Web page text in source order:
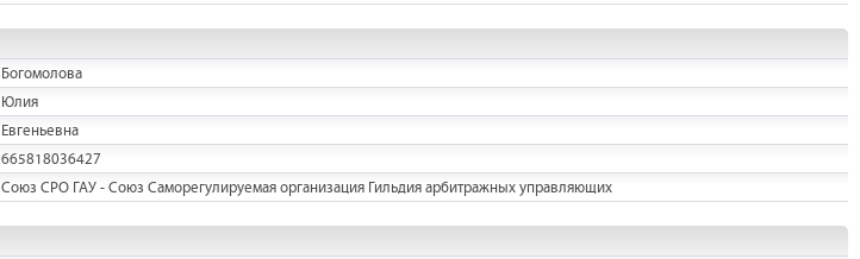
Богомолова
Юлия
Евгеньевна
665818036427
Союз СРО ГАУ - Союз Саморегулируемая организация Гильдия арбитражных управляющих